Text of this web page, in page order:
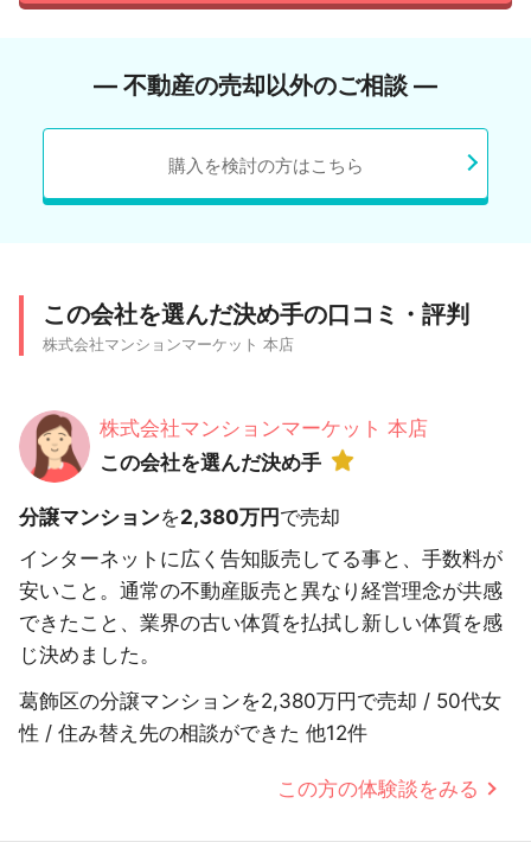
― 不動産の売却以外のご相談 ―
購入を検討の方はこちら
この会社を選んだ決め手の口コミ・評判
株式会社マンションマーケット 本店
株式会社マンションマーケット 本店
この会社を選んだ決め手
分譲マンションを2,380万円で売却
インターネットに広く告知販売してる事と、手数料が
安いこと。通常の不動産販売と異なり経営理念が共感
できたこと、業界の古い体質を払拭し新しい体質を感
じ決めました。
葛飾区の分譲マンションを2,380万円で売却 / 50代女
性 / 住み替え先の相談ができた 他12件
この方の体験談をみる